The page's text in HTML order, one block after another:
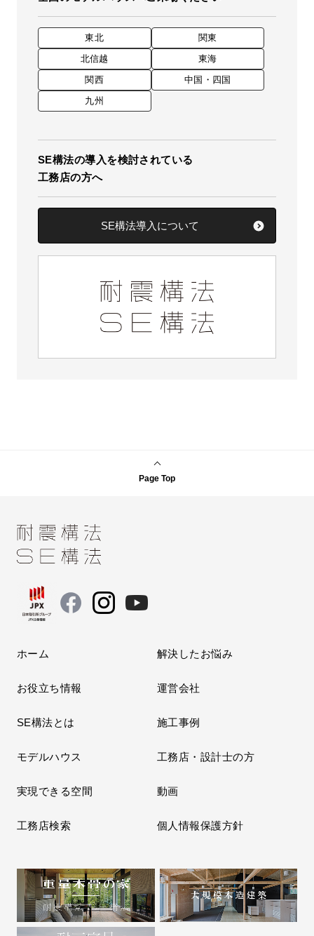
東北
関東
北信越
東海
関西
中国・四国
九州
SE構法の導入を検討されている
工務店の方へ
SE構法導入について
Page Top
ホーム 解決したお悩み
お役立ち情報 運営会社
SE構法とは 施工事例
モデルハウス 工務店・設計士の方
実現できる空間 動画
工務店検索 個人情報保護方針